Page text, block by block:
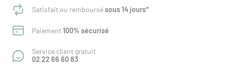
Satisfait ou remboursésous 14 jours*
Paiement100% sécurisé
Service client gratuit
02 22 66 60 83